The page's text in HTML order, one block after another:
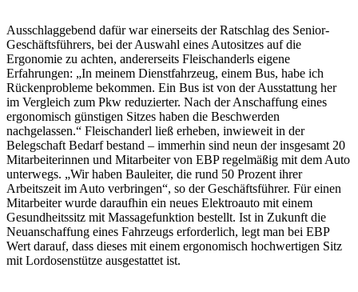
Ausschlaggebend dafür war einerseits der Ratschlag des Senior-
Geschäftsführers, bei der Auswahl eines Autositzes auf die
Ergonomie zu achten, andererseits Fleischanderls eigene
Erfahrungen: „In meinem Dienstfahrzeug, einem Bus, habe ich
Rückenprobleme bekommen. Ein Bus ist von der Ausstattung her
im Vergleich zum Pkw reduzierter. Nach der Anschaffung eines
ergonomisch günstigen Sitzes haben die Beschwerden
nachgelassen.“ Fleischanderl ließ erheben, inwieweit in der
Belegschaft Bedarf bestand – immerhin sind neun der insgesamt 20
Mitarbeiterinnen und Mitarbeiter von EBP regelmäßig mit dem Auto
unterwegs. „Wir haben Bauleiter, die rund 50 Prozent ihrer
Arbeitszeit im Auto verbringen“, so der Geschäftsführer. Für einen
Mitarbeiter wurde daraufhin ein neues Elektroauto mit einem
Gesundheitssitz mit Massagefunktion bestellt. Ist in Zukunft die
Neuanschaffung eines Fahrzeugs erforderlich, legt man bei EBP
Wert darauf, dass dieses mit einem ergonomisch hochwertigen Sitz
mit Lordosenstütze ausgestattet ist.